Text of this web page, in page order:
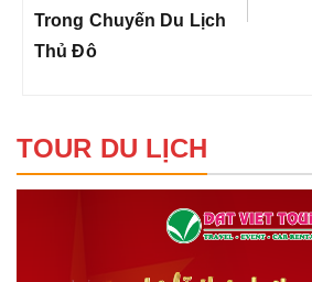
Trong Chuyến Du Lịch
Thủ Đô
TOUR DU LỊCH